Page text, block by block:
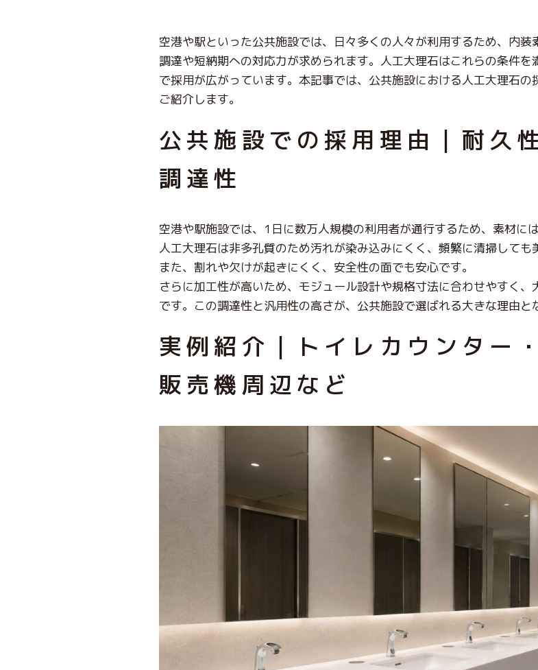
空港や駅といった公共施設では、日々多くの人々が利用するため、内
調達や短納期への対応力が求められます。人工大理石はこれらの条件
で採用が広がっています。本記事では、公共施設における人工大理石
ご紹介します。
公共施設での採用理由｜耐久
調達性
空港や駅施設では、1日に数万人規模の利用者が通行するため、素材に
人工大理石は非多孔質のため汚れが染み込みにくく、頻繁に清掃しても
また、割れや欠けが起きにくく、安全性の面でも安心です。
さらに加工性が高いため、モジュール設計や規格寸法に合わせやすく
です。この調達性と汎用性の高さが、公共施設で選ばれる大きな理由と
実例紹介｜トイレカウンター
販売機周辺など